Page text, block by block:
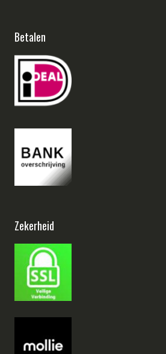
Betalen
Zekerheid